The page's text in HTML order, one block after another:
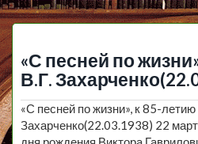
«С песней по
В.Г.
«С песней по жизни», к 85-летию
Захарченко(22.03.1938) 22